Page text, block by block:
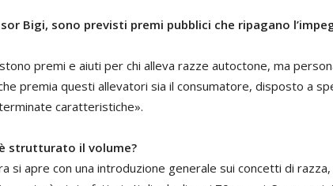
Bigi, sono previsti premi pubblici che ripagano
premi e aiuti per chi alleva razze autoctone, ma
premia questi allevatori sia il consumatore, disposto a
caratteristiche».
strutturato il volume?
si apre con una introduzione generale sui concetti di